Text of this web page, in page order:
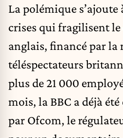
La polémique s’ajoute
crises qui fragilisent
anglais, financé par la
téléspectateurs
plus de 21 000
mois, la BBC a déjà
par Ofcom, le